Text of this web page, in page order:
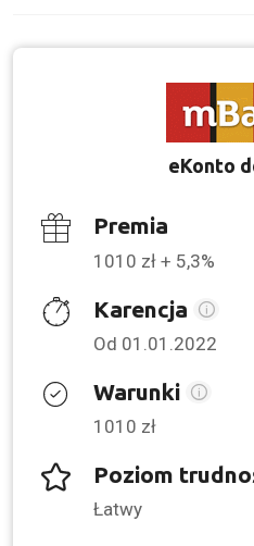
eKonto
Premia
1010 zł + 5,3%
Karencja
Od 01.01.2022
Warunki
1010 zł
Poziom
Łatwy